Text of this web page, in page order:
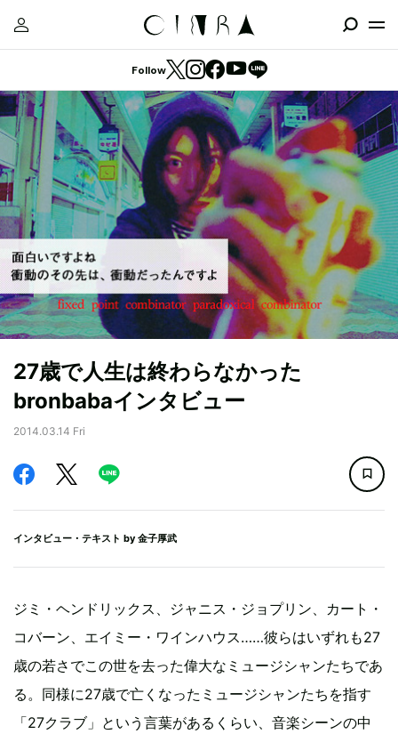
Follow
27歳で人生は終わらなかった
bronbabaインタビュー
2014.03.14 Fri
インタビュー・テキスト by 金子厚武
ジミ・ヘンドリックス、ジャニス・ジョプリン、カート・
コバーン、エイミー・ワインハウス……彼らはいずれも27
歳の若さでこの世を去った偉大なミュージシャンたちであ
る。同様に27歳で亡くなったミュージシャンたちを指す
「27クラブ」という言葉があるくらい、音楽シーンの中